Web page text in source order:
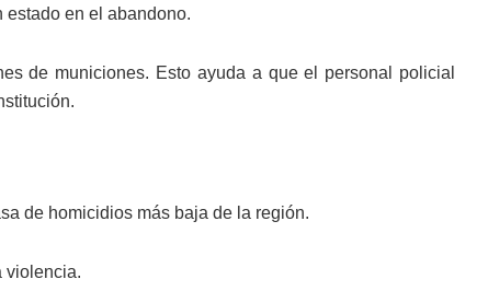
estado en el abandono.
de municiones. Esto ayuda a que el personal policial
de homicidios más baja de la región.
violencia.